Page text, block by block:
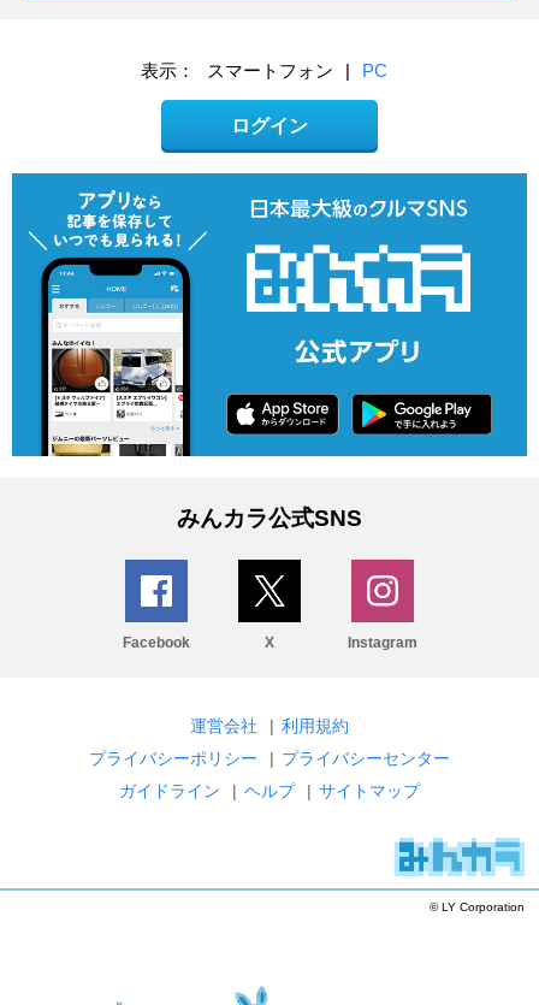
表示： スマートフォン | PC
ログイン
みんカラ公式SNS
Facebook X Instagram
運営会社 | 利用規約
プライバシーポリシー
| プライバシーセンター
ガイドライン
| ヘルプ | サイトマップ
© LY Corporation